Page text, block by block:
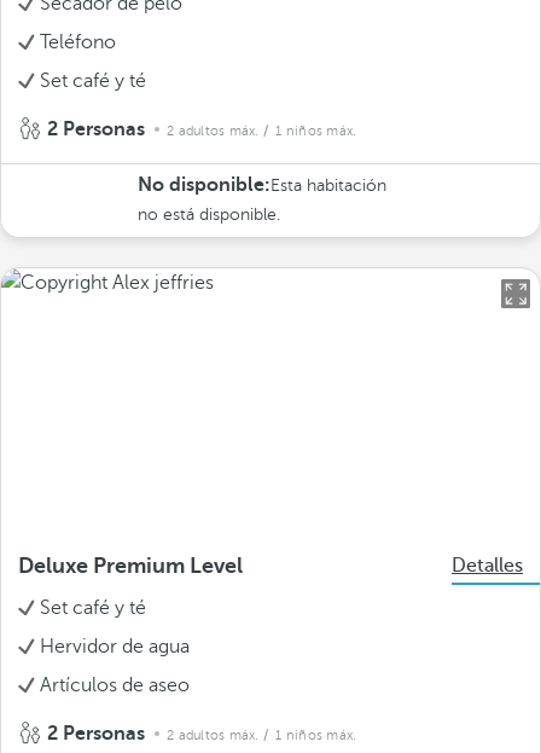
Teléfono
Set café y té
2 Personas 2 adultos máx. / 1 niños máx.
No disponible: Esta habitación
no está disponible.
Deluxe Premium Level
Detalles
Set café y té
Hervidor de agua
Artículos de aseo
2 Personas 2 adultos máx. / 1 niños máx.